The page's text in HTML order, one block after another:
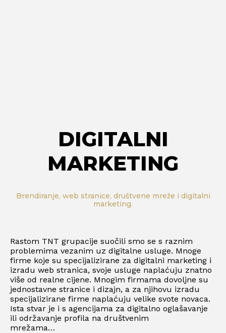
DIGITALNI
MARKETING
Brendiranje, web stranice, društvene mreže i digitalni
marketing.
Rastom TNT grupacije suočili smo se s raznim
problemima vezanim uz digitalne usluge. Mnoge
firme koje su specijalizirane za digitalni marketing i
izradu web stranica, svoje usluge naplaćuju znatno
više od realne cijene. Mnogim firmama dovoljne su
jednostavne stranice i dizajn, a za njihovu izradu
specijalizirane firme naplaćuju velike svote novaca.
Ista stvar je i s agencijama za digitalno oglašavanje
ili održavanje profila na društvenim
mrežama…